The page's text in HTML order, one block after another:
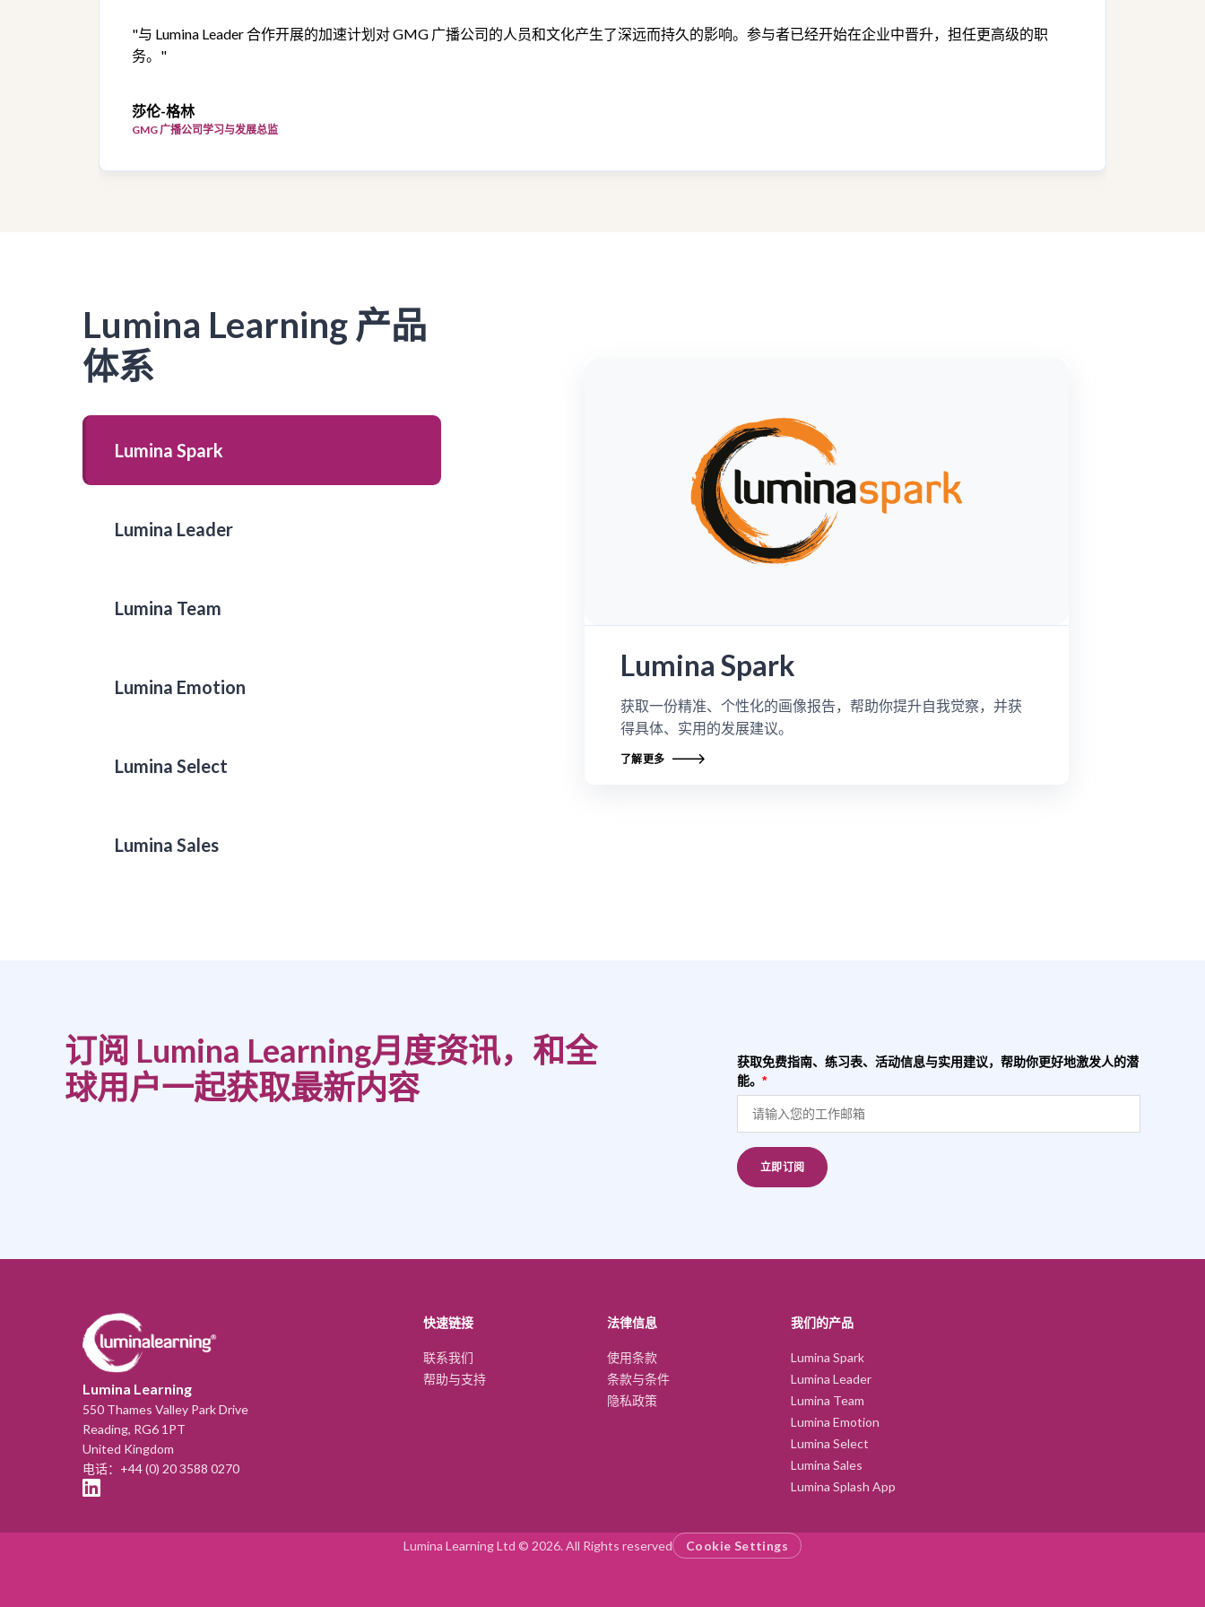
"与 Lumina Leader 合作开展的加速计划对 GMG 广播公司的人员和文化产生了深远而持久的影响。参与者已经开始在企业中晋升，担任更高级的职
务。"
莎伦-格林
GMG 广播公司学习与发展总监
Lumina Learning 产品
体系
Lumina Spark
Lumina Leader
Lumina Team
Lumina Emotion
Lumina Select
Lumina Sales
Lumina Spark
获取一份精准、个性化的画像报告，帮助你提升自我觉察，并获
得具体、实用的发展建议。
了解更多
订阅 Lumina Learning月度资讯，和全
球用户一起获取最新内容
获取免费指南、练习表、活动信息与实用建议，帮助你更好地激发人的潜
能。 *
Lumina Learning
550 Thames Valley Park Drive
Reading, RG6 1PT
United Kingdom
电话：+44 (0) 20 3588 0270
快速链接
联系我们
帮助与支持
法律信息
使用条款
条款与条件
隐私政策
我们的产品
Lumina Spark
Lumina Leader
Lumina Team
Lumina Emotion
Lumina Select
Lumina Sales
Lumina Splash App
Lumina Learning Ltd © 2026. All Rights reserved Cookie Settings